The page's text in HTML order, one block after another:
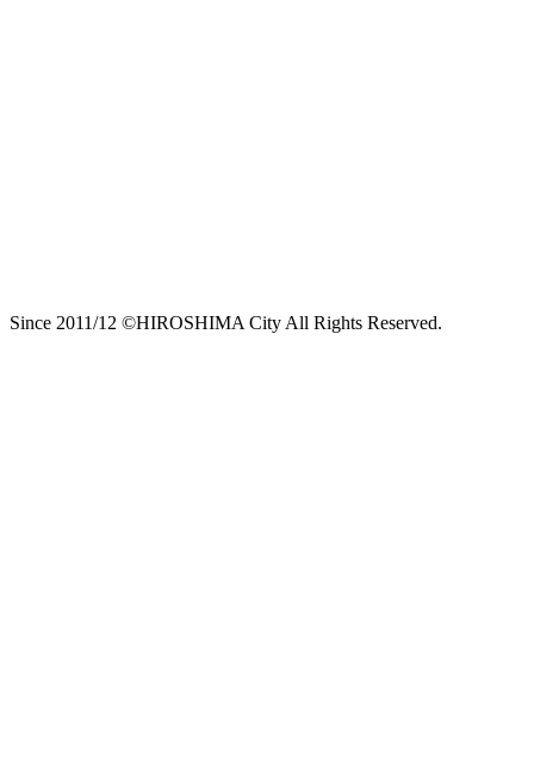
Since 2011/12 ©HIROSHIMA City All Rights Reserved.